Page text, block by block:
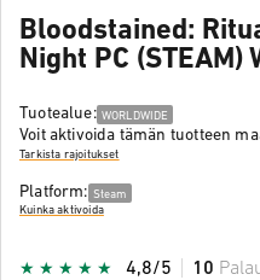
Bloodstained:
Night PC (STEAM)
Tuotealue: WORLDWIDE
Voit aktivoida tämän tuotteen
Tarkista rajoitukset
Platform: Steam
Kuinka aktivoida
4,8/5 10